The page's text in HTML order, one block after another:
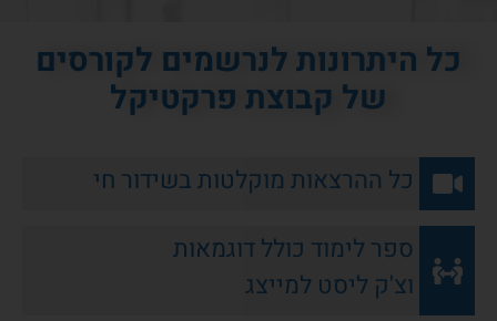
כל היתרונות לנרשמים לקורסים
של קבוצת פרקטיקל
כל ההרצאות מוקלטות בשידור חי
ספר לימוד כולל דוגמאות
וצ'ק ליסט למייצג